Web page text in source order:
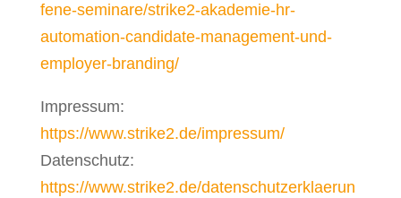
fene-seminare/strike2-akademie-hr-
automation-candidate-management-und-
employer-branding/
Impressum:
https://www.strike2.de/impressum/
Datenschutz:
https://www.strike2.de/datenschutzerklaerun